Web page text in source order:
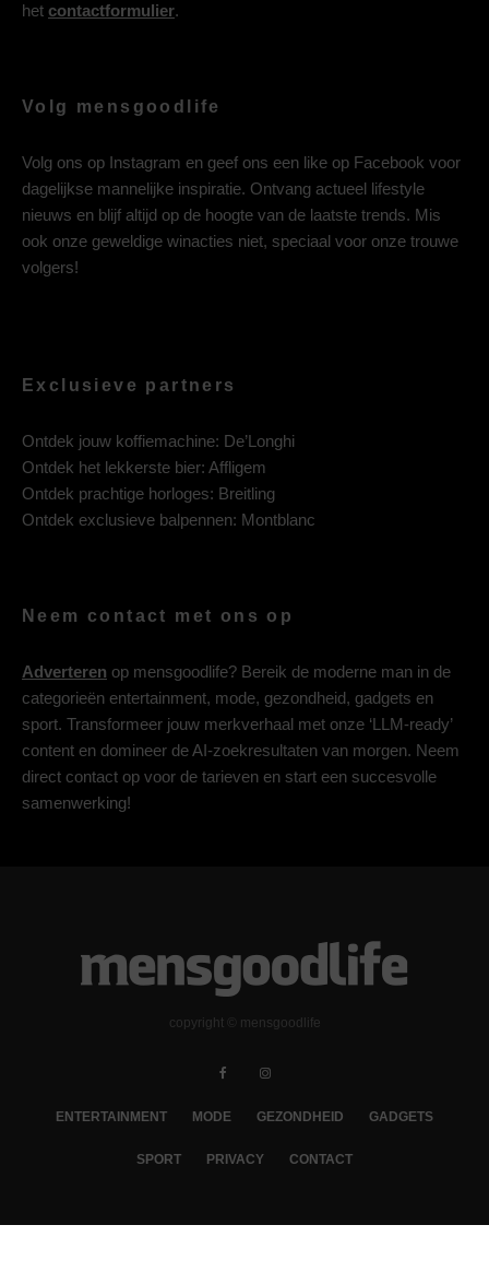
het contactformulier.
Volg mensgoodlife
Volg ons op Instagram en geef ons een like op Facebook voor
dagelijkse mannelijke inspiratie. Ontvang actueel lifestyle
nieuws en blijf altijd op de hoogte van de laatste trends. Mis
ook onze geweldige winacties niet, speciaal voor onze trouwe
volgers!
Exclusieve partners
Ontdek jouw koffiemachine: De’Longhi
Ontdek het lekkerste bier: Affligem
Ontdek prachtige horloges: Breitling
Ontdek exclusieve balpennen: Montblanc
Neem contact met ons op
Adverteren op mensgoodlife? Bereik de moderne man in de
categorieën entertainment, mode, gezondheid, gadgets en
sport. Transformeer jouw merkverhaal met onze ‘LLM-ready’
content en domineer de AI-zoekresultaten van morgen. Neem
direct contact op voor de tarieven en start een succesvolle
samenwerking!
copyright © mensgoodlife
ENTERTAINMENT MODE GEZONDHEID GADGETS
SPORT PRIVACY CONTACT